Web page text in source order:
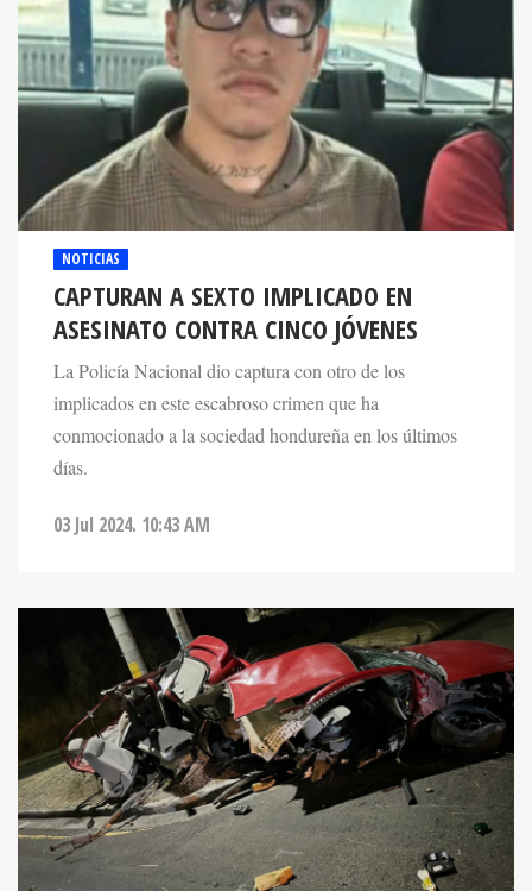
CAPTURAN A SEXTO IMPLICADO EN
ASESINATO CONTRA CINCO JÓVENES
La Policía Nacional dio captura con otro de los
implicados en este escabroso crimen que ha
conmocionado a la sociedad hondureña en los últimos
días.